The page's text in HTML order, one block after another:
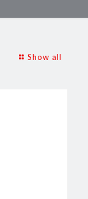
Show all